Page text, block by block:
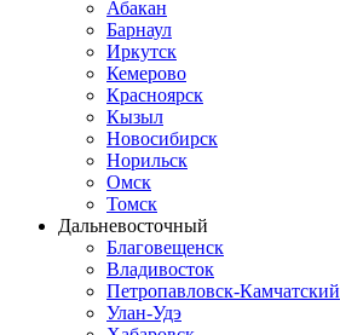
Абакан
Барнаул
Иркутск
Кемерово
Красноярск
Кызыл
Новосибирск
Норильск
Омск
Томск
Дальневосточный
Благовещенск
Владивосток
Петропавловск-Камчатский
Улан-Удэ